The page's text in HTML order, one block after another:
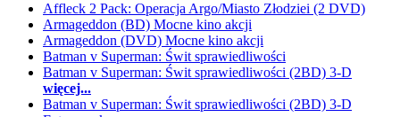
Affleck 2 Pack: Operacja Argo/Miasto Złodziei (2 DVD)
Armageddon (BD) Mocne kino akcji
Armageddon (DVD) Mocne kino akcji
Batman v Superman: Świt sprawiedliwości
Batman v Superman: Świt sprawiedliwości (2BD) 3-D
więcej...
Batman v Superman: Świt sprawiedliwości (2BD) 3-D